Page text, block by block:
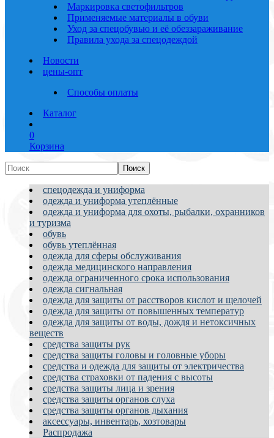
Маркировка светофильтров
Применяемые материалы в обуви
Уход за спецобувью и её обеззараживание
Правила ухода за спецодеждой
Новости
цены-опт
Способы оплаты
Каталог
0
Корзина
спецодежда и униформа
одежда и униформа утеплённые
одежда и униформа для охоты, рыбалки, охранников
и туризма
обувь
обувь утеплённая
одежда для сферы обслуживания
одежда медицинского направления
одежда ограниченного срока использования
одежда сигнальная
одежда для защиты от расстворов кислот и щелочей
одежда для защиты от повышенных температур
одежда для защиты от воды, дождя и нетоксичных
веществ
средства защиты рук
средства защиты головы и головные уборы
средства и одежда для защиты от электричества
средства страховки от падения с высоты
средства защиты лица и зрения
средства защиты органов слуха
средства защиты органов дыхания
аксессуары, инвентарь, хозтовары
Распродажа